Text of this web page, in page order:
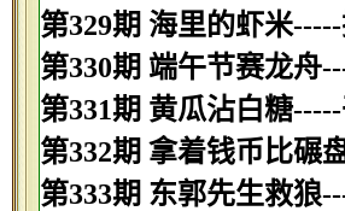
第329期 海里的虾米
第330期 端午节赛龙舟
第331期 黄瓜沾白糖
第332期 拿着钱币比碾
第333期 东郭先生救狼